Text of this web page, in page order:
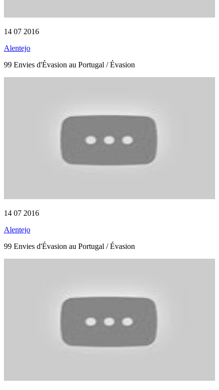
14 07 2016
Alentejo
99 Envies d'Évasion au Portugal / Évasion
14 07 2016
Alentejo
99 Envies d'Évasion au Portugal / Évasion